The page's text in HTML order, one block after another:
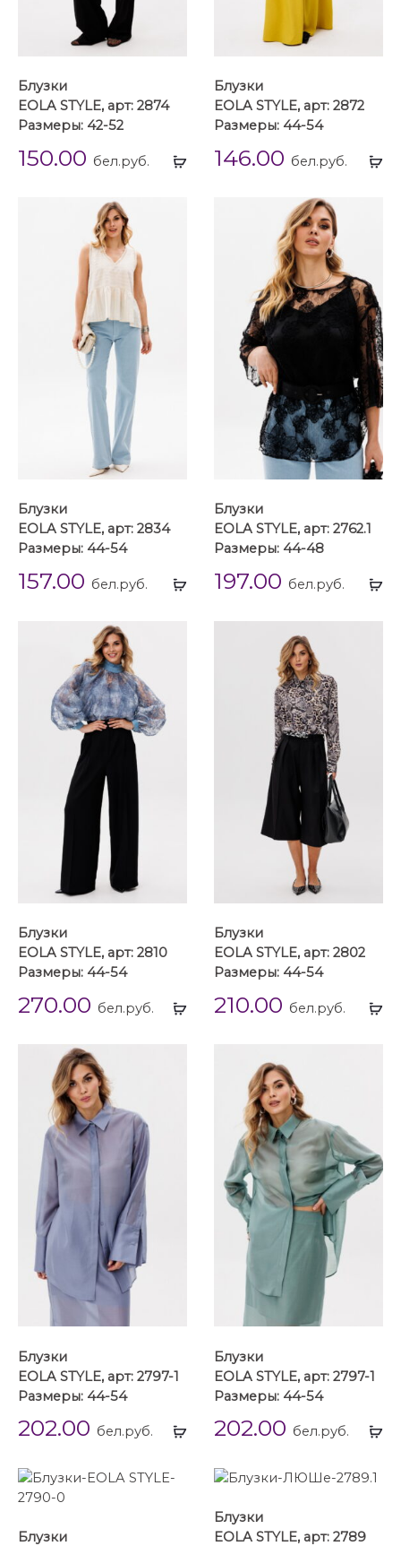
Выбрать
Блузки
EOLA STYLE, арт: 2874
Размеры: 42-52
150.00 бел.руб.
Блузки
EOLA STYLE, арт: 2872
Размеры: 44-54
146.00 бел.руб.
Выбрать
Блузки
EOLA STYLE, арт: 2834
Размеры: 44-54
157.00 бел.руб.
Блузки
EOLA STYLE, арт: 2762.1
Размеры: 44-48
197.00 бел.руб.
Выбрать
Блузки
EOLA STYLE, арт: 2810
Размеры: 44-54
270.00 бел.руб.
Блузки
EOLA STYLE, арт: 2802
Размеры: 44-54
210.00 бел.руб.
Выбрать
Блузки
EOLA STYLE, арт: 2797-1
Размеры: 44-54
202.00 бел.руб.
Блузки
EOLA STYLE, арт: 2797-1
Размеры: 44-54
202.00 бел.руб.
Блузки
Блузки
EOLA STYLE, арт: 2789